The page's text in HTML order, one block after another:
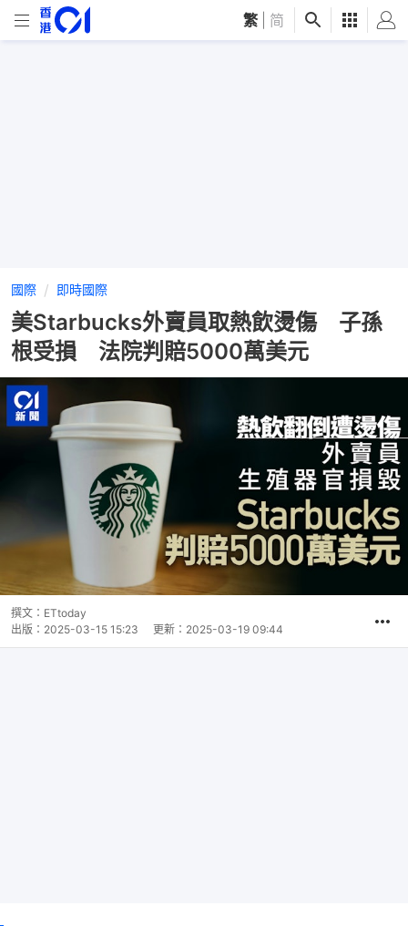
繁 简
國際 即時國際
美Starbucks外賣員取熱飲燙傷 子孫
根受損 法院判賠5000萬美元
撰文： ETtoday
出版： 2025-03-15 15:23 更新： 2025-03-19 09:44